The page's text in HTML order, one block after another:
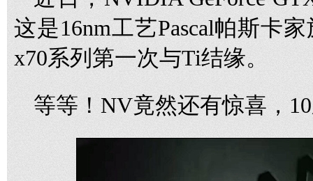
这是16nm工艺Pascal帕斯卡
x70系列第一次与Ti结缘。
等等！NV竟然还有惊喜，